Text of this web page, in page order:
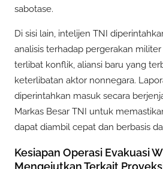
sabotase.
Di sisi lain, intelijen TNI
analisis terhadap pergerakan
terlibat konflik, aliansi baru yang
keterlibatan aktor nonnegara.
diperintahkan masuk secara
Markas Besar TNI untuk
dapat diambil cepat dan berbasis
Kesiapan Operasi Evakuasi